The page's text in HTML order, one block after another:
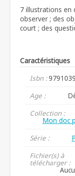
7 illustrations en
observer ; des
court ; des
Caractéristiques
Isbn :
Age :
Collection :
Mon doc
Série :
Fichier(s) à
télécharger :